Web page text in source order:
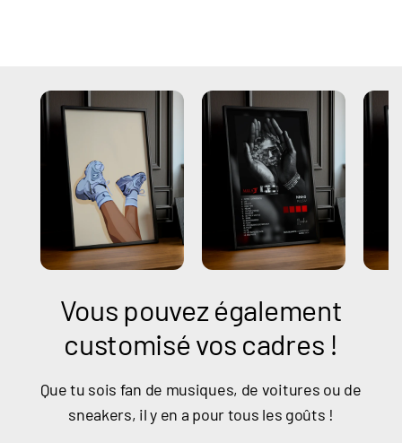
Vous pouvez également
customisé vos cadres !
Que tu sois fan de musiques, de voitures ou de
sneakers, il y en a pour tous les goûts !